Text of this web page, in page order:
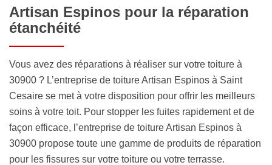
Artisan Espinos pour la réparation
étanchéité
Vous avez des réparations à réaliser sur votre toiture à
30900 ? L’entreprise de toiture Artisan Espinos à Saint
Cesaire se met à votre disposition pour offrir les meilleurs
soins à votre toit. Pour stopper les fuites rapidement et de
façon efficace, l’entreprise de toiture Artisan Espinos à
30900 propose toute une gamme de produits de réparation
pour les fissures sur votre toiture ou votre terrasse.